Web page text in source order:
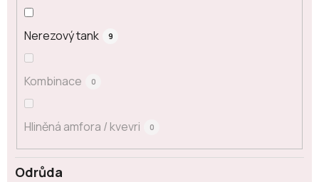
Odrůda
Nerezový tank 9
Kombinace 0
Hliněná amfora / kvevri 0